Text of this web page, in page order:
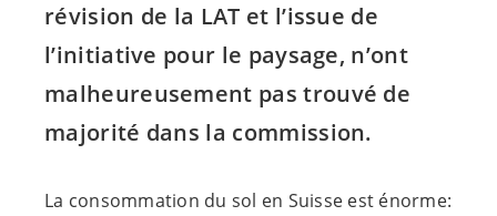
révision de la LAT et l’issue de
l’initiative pour le paysage, n’ont
malheureusement pas trouvé de
majorité dans la commission.
La consommation du sol en Suisse est énorme: